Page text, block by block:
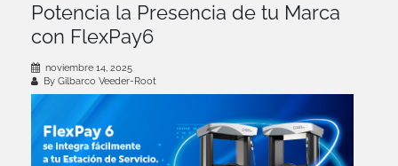
Potencia la Presencia de tu Marca
con FlexPay6
noviembre 14, 2025
By Gilbarco Veeder-Root